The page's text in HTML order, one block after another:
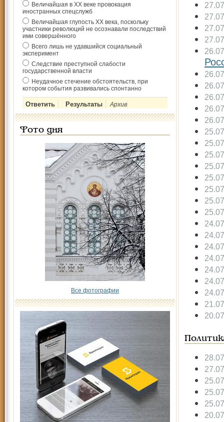
Величайшая в ХХ веке провокация
иностранных спецслужб
Величайшая глупость ХХ века, поскольку
участники революций не осознавали последствий
ими совершённого
Всего лишь не удавшийся социальный
эксперимент
Следствие преступной слабости
государственной власти
Неудачное стечение обстоятельств, при
котором события развивались спонтанно
Архив
Фото дня
Все фотографии